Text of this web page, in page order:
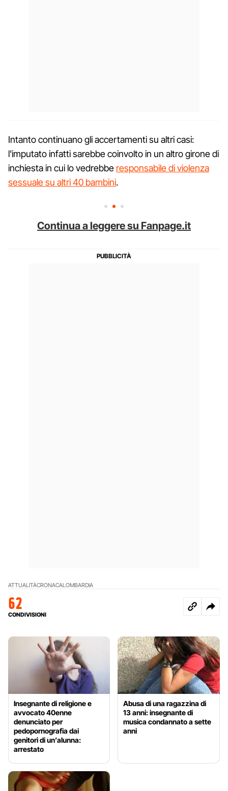
Intanto continuano gli accertamenti su altri casi:
l'imputato infatti sarebbe coinvolto in un altro girone di
inchiesta in cui lo vedrebbe responsabile di violenza
sessuale su altri 40 bambini.
Continua a leggere su Fanpage.it
ATTUALITÀCRONACALOMBARDIA
62
CONDIVISIONI
Insegnante di religione e
avvocato 40enne
denunciato per
pedopornografia dai
genitori di un’alunna:
arrestato
Abusa di una ragazzina di
13 anni: insegnante di
musica condannato a sette
anni